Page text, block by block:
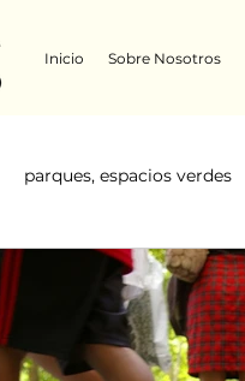
Inicio Sobre Nosotros
parques, espacios verdes